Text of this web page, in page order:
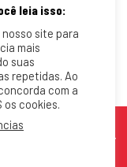
leia isso:
nosso site para
mais
suas
repetidas. Ao
com a
os cookies.